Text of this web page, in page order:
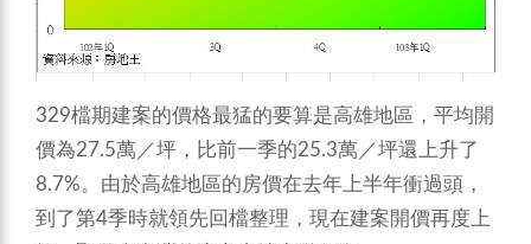
329檔期建案的價格最猛的要算是高雄地區，平均開
價為27.5萬／坪，比前一季的25.3萬／坪還上升了
8.7%。由於高雄地區的房價在去年上半年衝過頭，
到了第4季時就領先回檔整理，現在建案開價再度上